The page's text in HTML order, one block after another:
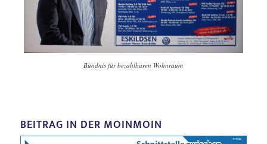
Bündnis für bezahlbaren Wohnraum
BEITRAG IN DER MOINMOIN